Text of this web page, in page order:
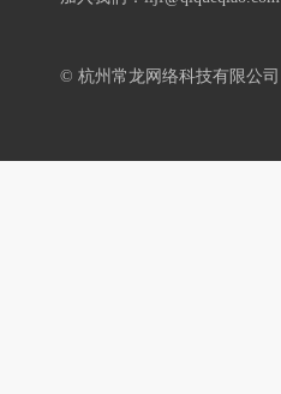
© 杭州常龙网络科技有限公司